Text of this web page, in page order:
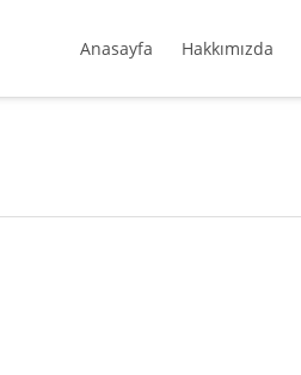
Anasayfa Hakkımızda